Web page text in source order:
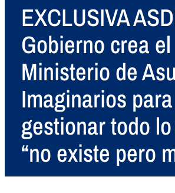
EXCLUSIVA
Gobierno crea el
Ministerio de
Imaginarios para
gestionar todo
“no existe pero